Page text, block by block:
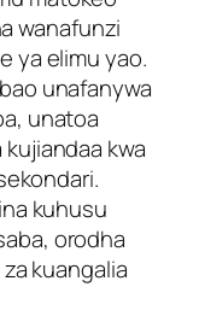
wanafunzi
ya elimu yao.
unafanywa
unatoa
kwa
kuhusu
orodha
kuangalia